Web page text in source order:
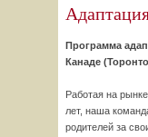
Программа
Канаде
Работая на
лет, наша
родителей за